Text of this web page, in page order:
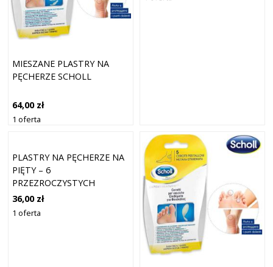
MIESZANE PLASTRY NA
PĘCHERZE SCHOLL
64,00 zł
1 oferta
PLASTRY NA PĘCHERZE NA
PIĘTY – 6
PRZEZROCZYSTYCH
JEDNOSTEK
36,00 zł
1 oferta